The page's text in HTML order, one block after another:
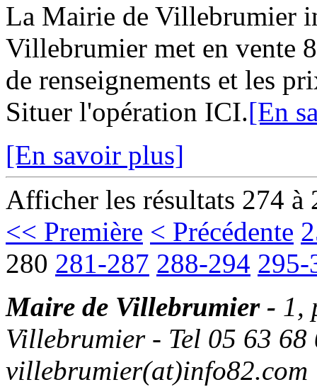
La Mairie de Villebrumier
Villebrumier met en vente
de renseignements et les
Situer l'opération ICI.[En
[En savoir plus]
Afficher les résultats 274 à
<< Première < Précédente
280 281-287 288-294 295-
Maire de Villebrumier - 1,
Villebrumier - Tel 05 63
villebrumier(at)info82.com